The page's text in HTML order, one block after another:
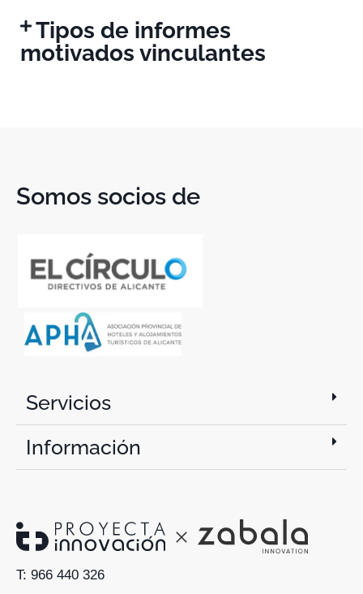
Tipos de informes
motivados vinculantes
Somos socios de
Servicios
Información
T: 966 440 326